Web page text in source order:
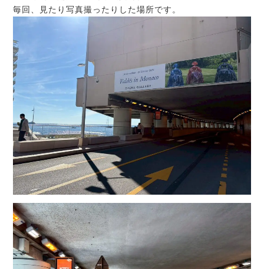
毎回、見たり写真撮ったりした場所です。